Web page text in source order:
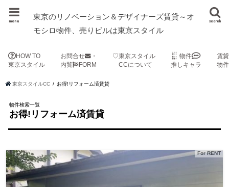
東京のリノベーション＆デザイナーズ賃貸～オ
モシロ物件、売りビルは東京スタイル
search
menu
HOW TO
東京スタイル
お問合せ
・
内覧
FORM
♡東京スタイル
CCについて
物件
推しキャラ
賃
物
東京スタイルCC お得!リフォーム済賃貸
物件検索一覧
お得!リフォーム済賃貸
For RENT